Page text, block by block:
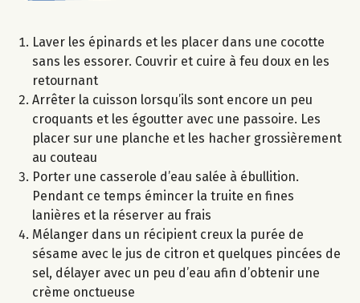
Laver les épinards et les placer dans une cocotte
sans les essorer. Couvrir et cuire à feu doux en les
retournant
Arrêter la cuisson lorsqu’ils sont encore un peu
croquants et les égoutter avec une passoire. Les
placer sur une planche et les hacher grossièrement
au couteau
Porter une casserole d’eau salée à ébullition.
Pendant ce temps émincer la truite en fines
lanières et la réserver au frais
Mélanger dans un récipient creux la purée de
sésame avec le jus de citron et quelques pincées de
sel, délayer avec un peu d’eau afin d’obtenir une
crème onctueuse